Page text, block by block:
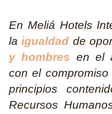
En Meliá Hotels
laigualdad de
y hombres en el
con el
principios
Recursos